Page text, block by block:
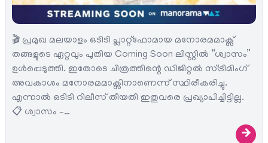
🎬 പ്രമുഖ മലയാളം ഒടിടി പ്ലാറ്റ്‌ഫോമായ മനോരമമാക്സ്
തങ്ങളുടെ ഏറ്റവും പുതിയ Coming Soon ലിസ്റ്റിൽ “ശ്വാസം”
ഉൾപ്പെടുത്തി. ഇതോടെ ചിത്രത്തിന്റെ ഡിജിറ്റൽ സ്ട്രീമിംഗ്
അവകാശം മനോരമമാക്സിനാണെന്ന് സ്ഥിരീകരിച്ചു.
എന്നാൽ ഒടിടി റിലീസ് തീയതി ഇതുവരെ പ്രഖ്യാപിച്ചിട്ടില്ല.
📋 ശ്വാസം –…
→